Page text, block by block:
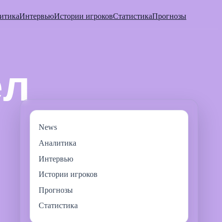
ИнтервьюИстории игроковСтатистикаПрогнозы
News
Аналитика
Интервью
Истории игроков
Прогнозы
Статистика